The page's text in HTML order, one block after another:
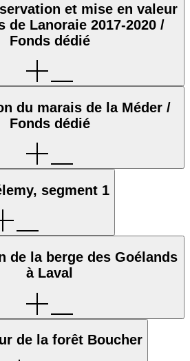
et mise en valeur
de Lanoraie 2017-2020 /
Fonds dédié
du marais de la Méder /
Fonds dédié
segment 1
de la berge des Goélands
à Laval
de la forêt Boucher